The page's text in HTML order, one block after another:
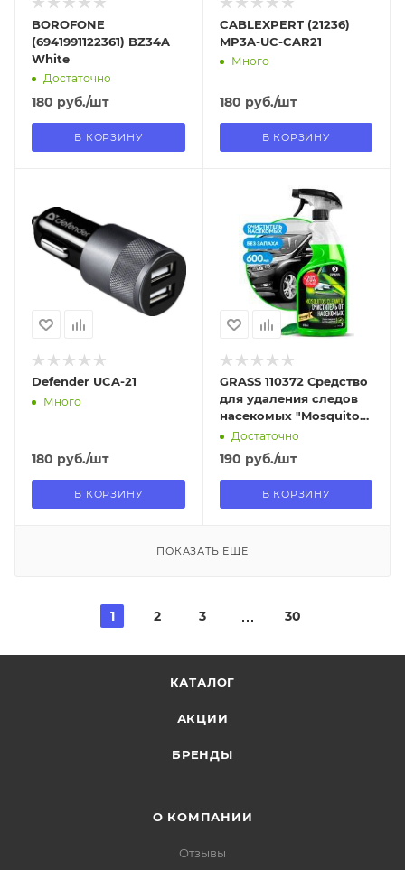
BOROFONE
(6941991122361) BZ34A
White
Достаточно
180 руб./шт
В КОРЗИНУ
CABLEXPERT (21236)
MP3A-UC-CAR21
Много
180 руб./шт
В КОРЗИНУ
11.08.2026
В наличии в пункте
самовывоза
Defender UCA-21
Много
180 руб./шт
В КОРЗИНУ
В наличии в пункте
самовывоза
GRASS 110372 Средство
для удаления следов
насекомых "Mosquitos
Cleaner" (флакон 600
Достаточно
190 руб./шт
В КОРЗИНУ
ПОКАЗАТЬ ЕЩЕ
1 2 3 30
КАТАЛОГ
АКЦИИ
БРЕНДЫ
О КОМПАНИИ
Отзывы